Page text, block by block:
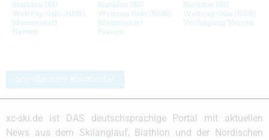
Biathlon IBU
Weltcup Oslo (NOR)
Massenstart
Herren
Biathlon IBU
Weltcup Oslo (NOR)
Massenstart
Frauen
Biathlon IBU
Weltcup Oslo (NOR)
Verfolgung Herren
Schreibe einen Kommentar
xc-ski.de ist DAS deutschsprachige Portal mit aktuellen
News aus dem Skilanglauf, Biathlon und der Nordischen